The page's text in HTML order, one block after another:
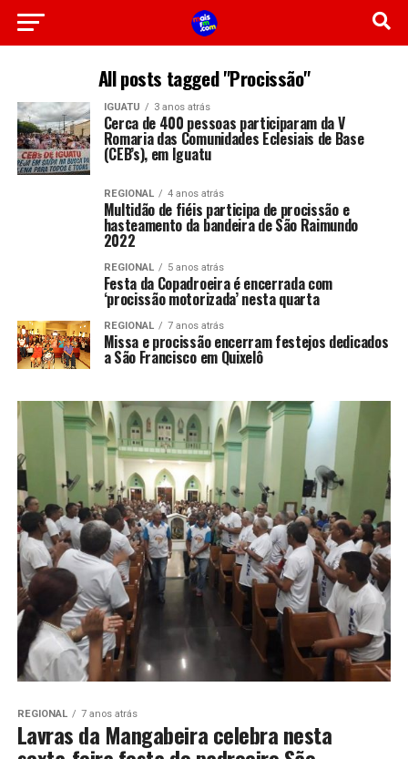
All posts tagged "Procissão"
IGUATU 3 anos atrás
Cerca de 400 pessoas participaram da V
Romaria das Comunidades Eclesiais de Base
(CEB’s), em Iguatu
REGIONAL 4 anos atrás
Multidão de fiéis participa de procissão e
hasteamento da bandeira de São Raimundo
2022
REGIONAL 5 anos atrás
Festa da Copadroeira é encerrada com
‘procissão motorizada’ nesta quarta
REGIONAL 7 anos atrás
Missa e procissão encerram festejos dedicados
a São Francisco em Quixelô
REGIONAL 7 anos atrás
Lavras da Mangabeira celebra nesta